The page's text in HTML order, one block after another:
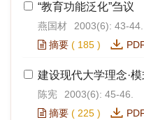
“教育功能泛化”刍议
燕国材
2003(6): 43-44.
摘要 ( 185 )
建设现代大学理念·
陈宪
2003(6): 45-46.
摘要 ( 225 )